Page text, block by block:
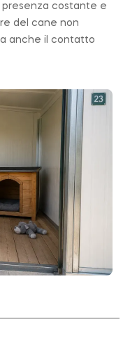
presenza costante e
del cane non
anche il contatto